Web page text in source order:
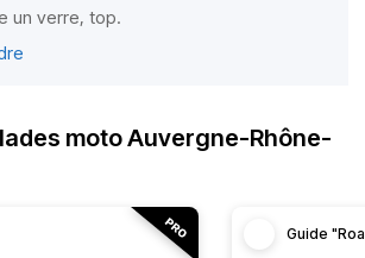
un verre, top.
moto Auvergne-Rhône-
Guide